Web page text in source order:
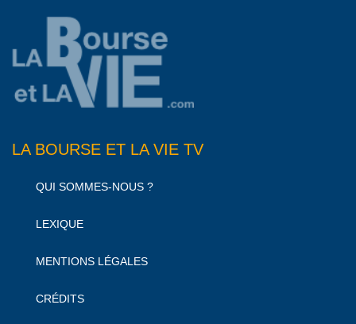
LA BOURSE ET LA VIE TV
QUI SOMMES-NOUS ?
LEXIQUE
MENTIONS LÉGALES
CRÉDITS